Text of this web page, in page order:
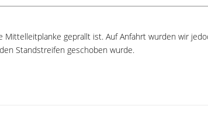
Mittelleitplanke geprallt ist. Auf Anfahrt wurden wir
Standstreifen geschoben wurde.